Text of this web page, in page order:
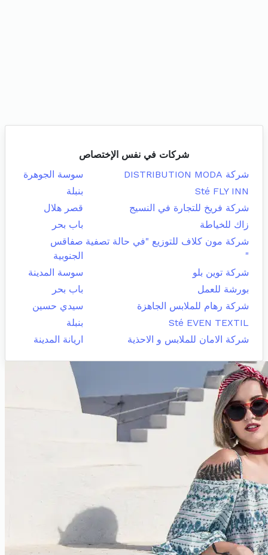
شركات في نفس الإختصاص
شركة DISTRIBUTION MODA
سوسة الجوهرة
Sté FLY INN
بنبلة
شركة فريخ للتجارة في النسيج
قصر هلال
زاك للخياطة
باب بحر
شركة مون كلاف للتوزيع "في حالة تصفية
"
صفاقس
الجنوبية
شركة توين بلو
سوسة المدينة
بورشة للعمل
باب بحر
شركة رهام للملابس الجاهزة
سيدي حسين
Sté EVEN TEXTIL
بنبلة
شركة الامان للملابس و الاحذية
اريانة المدينة